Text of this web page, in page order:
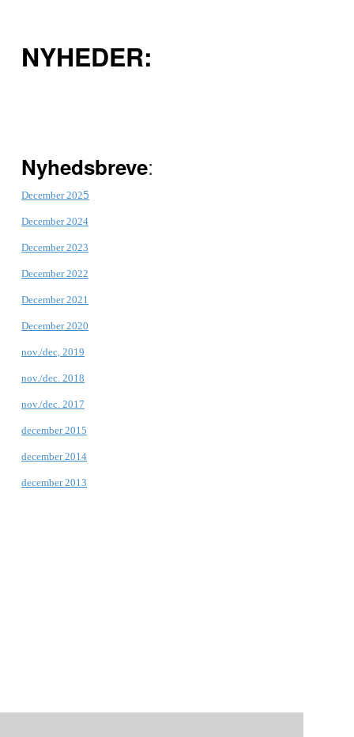
NYHEDER:
Nyhedsbreve:
December 2025
December 2024
December 2023
December 2022
December 2021
December 2020
nov./dec, 2019
nov./dec. 2018
nov./dec. 2017
december 2015
december 2014
december 2013